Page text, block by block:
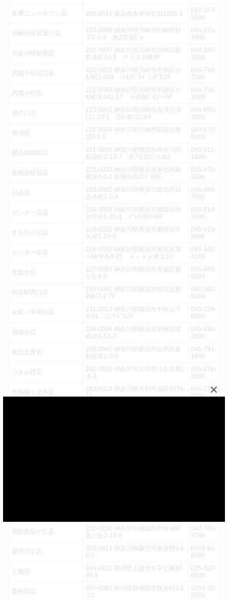
×
多摩ニュータウン店 206-0014 東京都多摩市乞田1028-1
042-357-
5688
川崎仲見世通り店
210-0006 神奈川県川崎市川崎区砂
子2-2-3 第2旭屋ﾋﾞﾙ
044-221-
3888
京急川崎駅前店
210-0007 神奈川県川崎市川崎区駅
前本町10-5 クリエ川崎4F
044-245-
2388
武蔵小杉北口店
211-0063 神奈川県川崎市中原区小
杉町1-403 小杉ﾋﾞﾙﾃﾞｨﾝｸﾞB1F
044-739-
2388
武蔵小杉店
211-0063 神奈川県川崎市中原区小
杉町3-441-17 小杉Mﾋﾞﾙ2～5F
044-738-
2088
溝の口店
213-0001 神奈川県川崎市高津区溝
口1-13-1 Qiz溝の口4Ｆ
044-850-
2888
鷺沼店
216-0004 神奈川県川崎市宮前区鷺
沼3-1-5
044-870-
6388
横浜鶴屋町店
221-0835 神奈川県横浜市神奈川区
鶴屋町2-13-7 第7安田ビルB1
045-311-
1288
新横浜駅前店
222-0033 神奈川県横浜市港北区新
横浜3-6-2 新横浜西武ﾋﾞﾙ9F
045-470-
8388
日吉店
223-0062 神奈川県横浜市港北区日
吉本町1-5-4
045-566-
7888
センター北店
224-0003 神奈川県横浜市都筑区中
川中央1-30-1 ﾌﾟﾚﾐｱﾖｺﾊﾏ6F
045-914-
3688
すみれが丘店
224-0012 神奈川県横浜市都筑区牛
久保1-19-5
045-913-
8588
センター南店
224-0032 神奈川県横浜市都筑区茅
ヶ崎中央3-25 ａｕｎｅ港北3Ｆ
045-948-
4188
青葉台店
227-0063 神奈川県横浜市青葉区榎
が丘4-6
045-988-
0288
鶴見駅西口店
230-0062 神奈川県横浜市鶴見区豊
岡町2-2 7F
045-580-
0288
元町・中華街店
231-0023 神奈川県横浜市中区山下
町61 山下ﾋﾞﾙ2F
045-228-
6888
港南台店
234-0054 神奈川県横浜市港南区港
南台6-12-2
045-836-
2888
金沢文庫店
236-0042 神奈川県横浜市金沢区釜
利谷東2-5-5
045-791-
1888
つきみ野店
242-0002 神奈川県大和市つきみ野2
-8-1
046-278-
2888
大和桜ヶ丘本店
242-0024 神奈川県大和市福田5679-
11
046-279-
5388
相模原星が丘店
252-0238 神奈川県相模原市中央区
星が丘3-15-8
042-704-
3788
藤沢六会店
252-0813 神奈川県藤沢市亀井野3-1
0-5
0466-80-
6288
上越店
943-0821 新潟県上越市大字土橋15
94-3
025-527-
6888
新発田店
957-0063 新潟県新発田市新栄町3-1
-23
0254-20-
5388